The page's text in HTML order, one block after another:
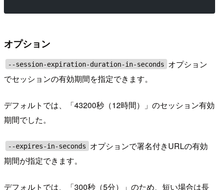
オプション
--session-expiration-duration-in-seconds
オプション
でセッションの有効期間を指定できます。
デフォルトでは、「43200秒（12時間）」のセッション有効
期間でした。
--expires-in-seconds
オプションで署名付きURLの有効
期間が指定できます。
デフォルトでは、「300秒（5分）」のため、短い場合は長